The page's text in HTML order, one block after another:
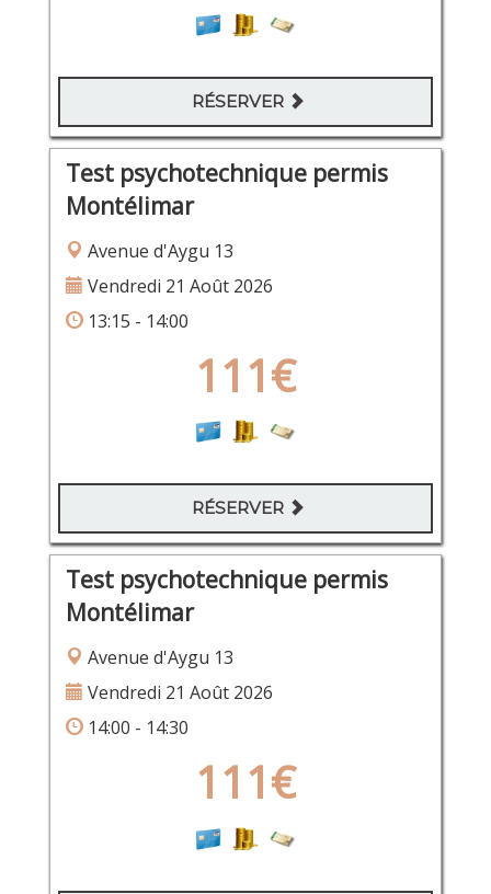
RÉSERVER
Test psychotechnique permis
Montélimar
Avenue d'Aygu 13
Vendredi 21 Août 2026
13:15 - 14:00
111€
RÉSERVER
Test psychotechnique permis
Montélimar
Avenue d'Aygu 13
Vendredi 21 Août 2026
14:00 - 14:30
111€